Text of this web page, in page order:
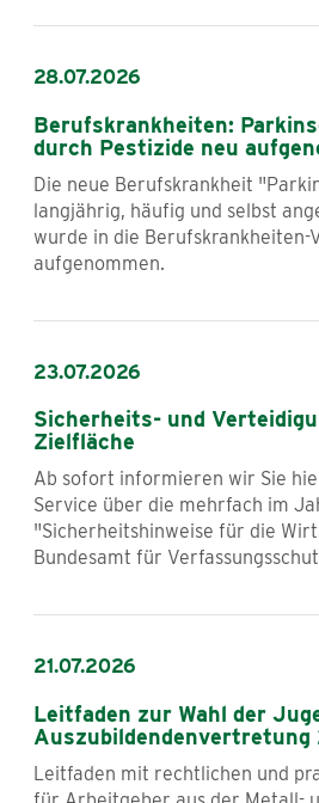
28.07.2026
Berufskrankheiten:
durch Pestizide neu
Die neue Berufskrankheit
langjährig, häufig und selbst
wurde in die Berufskrankheiten-
aufgenommen.
23.07.2026
Sicherheits- und
Zielfläche
Ab sofort informieren wir Sie
Service über die mehrfach im
"Sicherheitshinweise für die
Bundesamt für
21.07.2026
Leitfaden zur Wahl der
Auszubildendenvertretung
Leitfaden mit rechtlichen und